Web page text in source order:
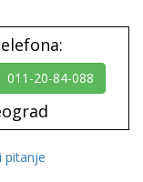
011-20-84-088
pitanje